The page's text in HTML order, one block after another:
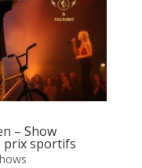
– Show
prix sportifs